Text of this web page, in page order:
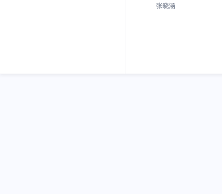
张晓涵